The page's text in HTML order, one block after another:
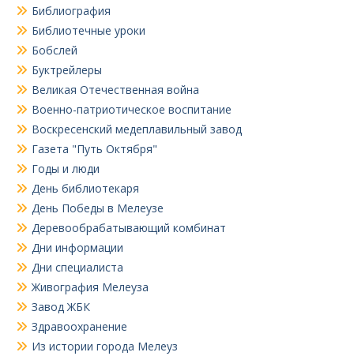
Библиография
Библиотечные уроки
Бобслей
Буктрейлеры
Великая Отечественная война
Военно-патриотическое воспитание
Воскресенский медеплавильный завод
Газета "Путь Октября"
Годы и люди
День библиотекаря
День Победы в Мелеузе
Деревообрабатывающий комбинат
Дни информации
Дни специалиста
Живография Мелеуза
Завод ЖБК
Здравоохранение
Из истории города Мелеуз